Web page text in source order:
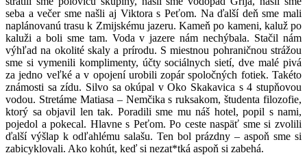
seba a večer sme našli aj Viktora s Peťom. Na ďalší deň sme mali
naplánovanú trasu k Zmijskému jazeru. Kameň po kameni, kaluž po
kaluži a boli sme tam. Voda v jazere nám nechýbala. Stačil nám
výhľad na okolité skaly a prírodu. S miestnou pohraničnou strážou
sme si vymenili komplimenty, účty sociálnych sietí, dve malé pivá
za jedno veľké a v opojení urobili zopár spoločných fotiek. Takéto
známosti sa zídu. Silvo sa okúpal v Oko Skakavica s 4 stupňovou
vodou. Stretáme Matiasa – Nemčika s ruksakom, študenta filozofie,
ktorý sa objavil len tak. Poradili sme mu náš hotel, popil s nami,
pojedol a pokecal. Hlavne s Peťom. Po ceste naspäť sme si zvolili
ďalší výšlap k odľahlému salašu. Ten bol prázdny – aspoň sme si
zabicyklovali. Ako kohút, keď si nezat*tká aspoň si zabehá.